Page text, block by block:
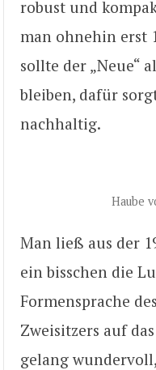
robust und
man ohnehin erst
sollte der „Neue“
bleiben, dafür
nachhaltig.
Haube
Man ließ aus der
ein bisschen die
Formensprache
Zweisitzers auf
gelang